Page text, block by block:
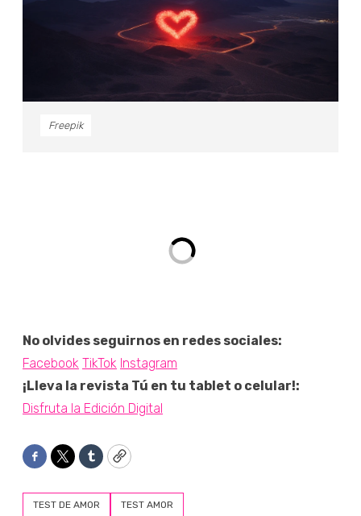
Freepik
No olvides seguirnos en redes sociales:
Facebook TikTok Instagram
¡Lleva la revista Tú en tu tablet o celular!:
Disfruta la Edición Digital
Facebook
TwitterTumblrCopy
TEST DE AMOR TEST AMOR